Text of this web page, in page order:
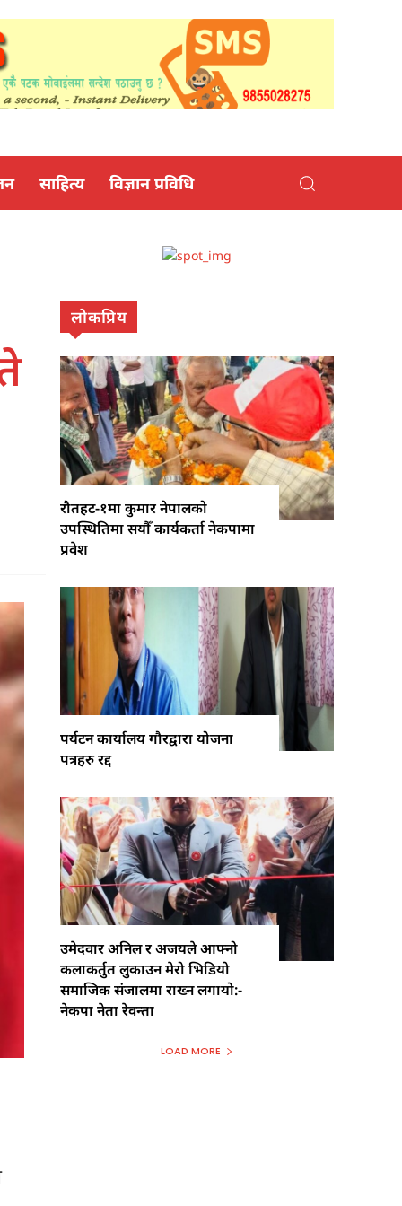
साहित्य विज्ञान प्रविधि
लोकप्रिय
रौतहट-१मा कुमार नेपालको
उपस्थितिमा सयौँ कार्यकर्ता नेकपामा
प्रवेश
पर्यटन कार्यालय गौरद्वारा योजना
पत्रहरु रद्द
उमेदवार अनिल र अजयले आफ्नो
कलाकर्तुत लुकाउन मेरो भिडियो
समाजिक संजालमा राख्न लगायो:-
नेकपा नेता रेवन्ता
LOAD MORE